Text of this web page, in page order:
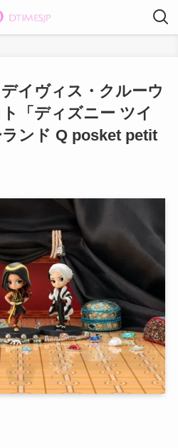
イヴィス・クルーウ
「ディズニー ツイ
ンド Q posket petit